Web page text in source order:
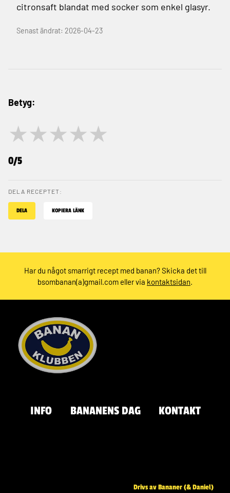
citronsaft blandat med socker som enkel glasyr.
Senast ändrat: 2026-04-23
Betyg:
★
★
★
★
★
0/5
DELA RECEPTET:
DELA KOPIERA LÄNK
Har du något smarrigt recept med banan? Skicka det till
bsombanan(a)gmail.com eller via kontaktsidan.
INFO BANANENS DAG KONTAKT
Drivs av Bananer (& Daniel)